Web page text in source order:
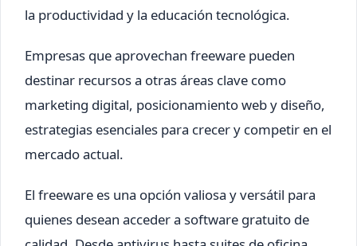
la productividad y la educación tecnológica.
Empresas que aprovechan freeware pueden
destinar recursos a otras áreas clave como
marketing digital, posicionamiento web y diseño,
estrategias esenciales para crecer y competir en el
mercado actual.
El freeware es una opción valiosa y versátil para
quienes desean acceder a software gratuito de